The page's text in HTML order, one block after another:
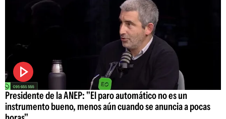
Presidente de la ANEP: "El paro automático no es un
instrumento bueno, menos aún cuando se anuncia a pocas